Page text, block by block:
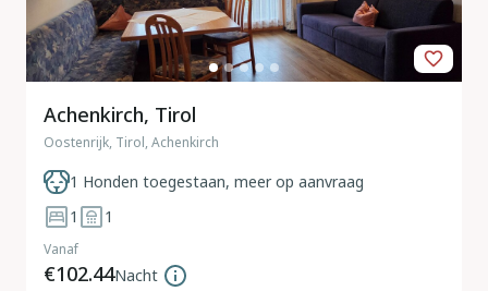
Achenkirch, Tirol
Oostenrijk, Tirol, Achenkirch
1 Honden toegestaan, meer op aanvraag
1
1
Vanaf
€102.44Nacht